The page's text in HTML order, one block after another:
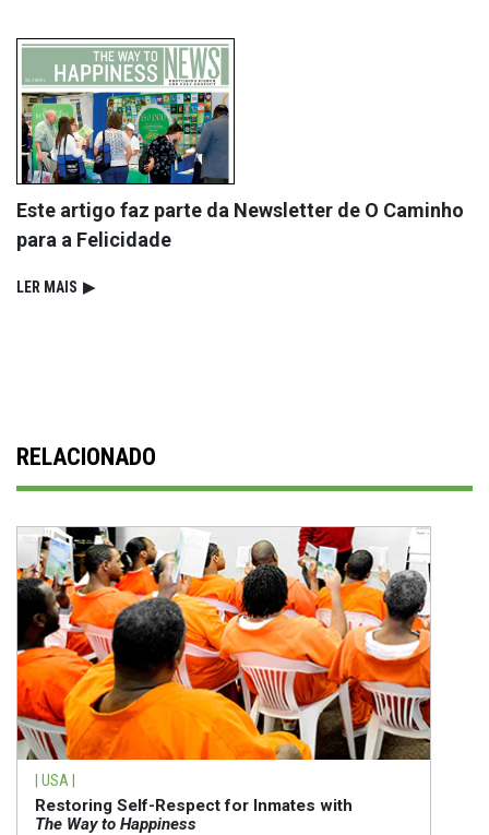
Este artigo faz parte da Newsletter de O Caminho
para a Felicidade
LER MAIS ▶
RELACIONADO
| USA |
Restoring Self-Respect for Inmates with
The Way to Happiness